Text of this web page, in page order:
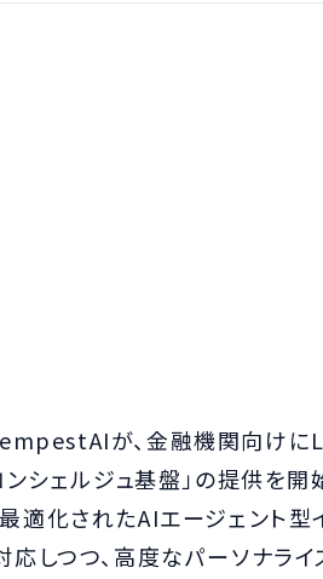
が、金融機関向けに
シェルジュ基盤」の提供を開
適化されたAIエージェント型
応しつつ、高度なパーソナラ